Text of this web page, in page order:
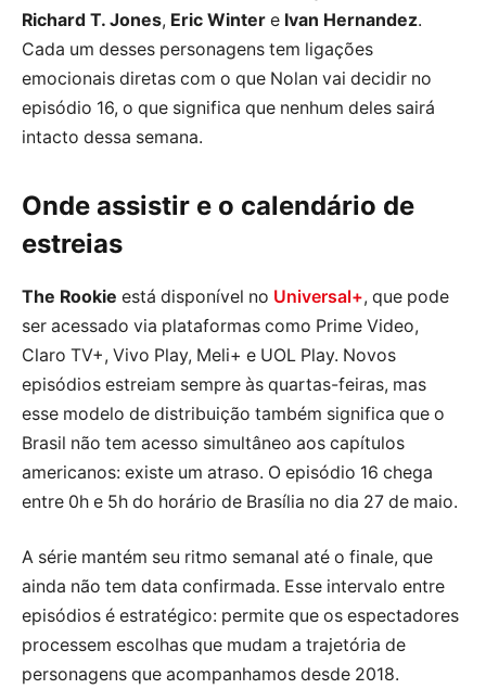
Richard T. Jones, Eric Winter e Ivan Hernandez.
Cada um desses personagens tem ligações
emocionais diretas com o que Nolan vai decidir no
episódio 16, o que significa que nenhum deles sairá
intacto dessa semana.
Onde assistir e o calendário de
estreias
The Rookie está disponível no Universal+, que pode
ser acessado via plataformas como Prime Video,
Claro TV+, Vivo Play, Meli+ e UOL Play. Novos
episódios estreiam sempre às quartas-feiras, mas
esse modelo de distribuição também significa que o
Brasil não tem acesso simultâneo aos capítulos
americanos: existe um atraso. O episódio 16 chega
entre 0h e 5h do horário de Brasília no dia 27 de maio.
A série mantém seu ritmo semanal até o finale, que
ainda não tem data confirmada. Esse intervalo entre
episódios é estratégico: permite que os espectadores
processem escolhas que mudam a trajetória de
personagens que acompanhamos desde 2018.